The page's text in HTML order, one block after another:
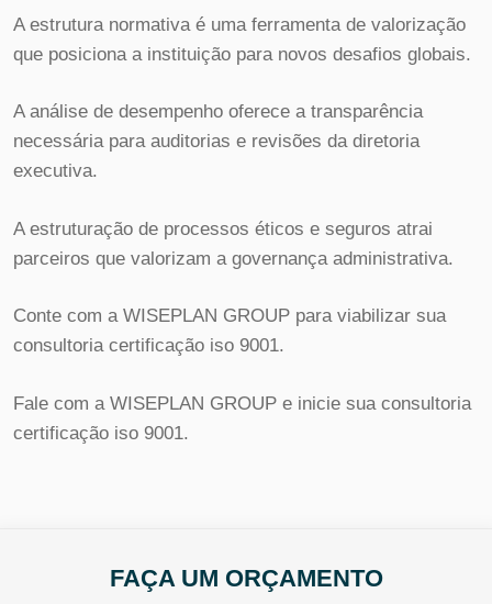
A estrutura normativa é uma ferramenta de valorização
que posiciona a instituição para novos desafios globais.
A análise de desempenho oferece a transparência
necessária para auditorias e revisões da diretoria
executiva.
A estruturação de processos éticos e seguros atrai
parceiros que valorizam a governança administrativa.
Conte com a WISEPLAN GROUP para viabilizar sua
consultoria certificação iso 9001.
Fale com a WISEPLAN GROUP e inicie sua consultoria
certificação iso 9001.
FAÇA UM ORÇAMENTO